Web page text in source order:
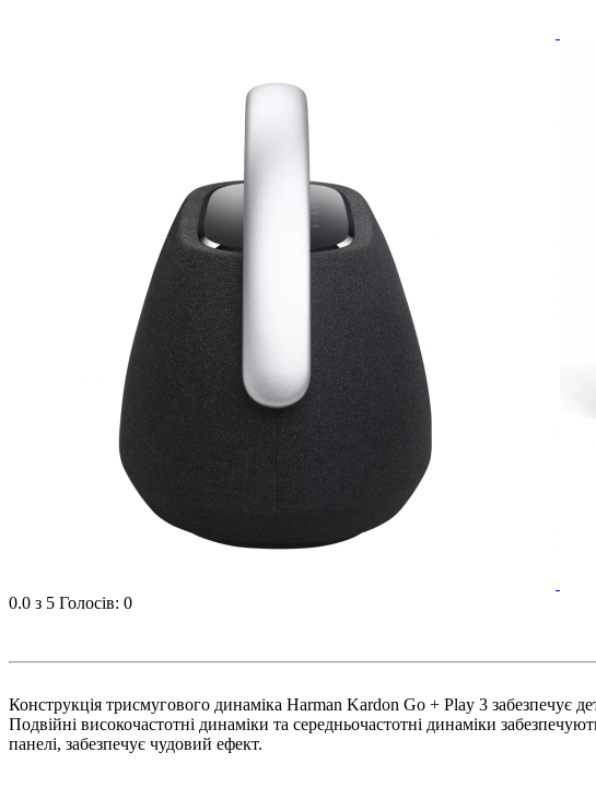
0.0 з 5 Голосів: 0
Конструкція трисмугового динаміка Harman Kardon Go + Play 3 забезпечує
Подвійні високочастотні динаміки та середньочастотні динаміки
панелі, забезпечує чудовий ефект.